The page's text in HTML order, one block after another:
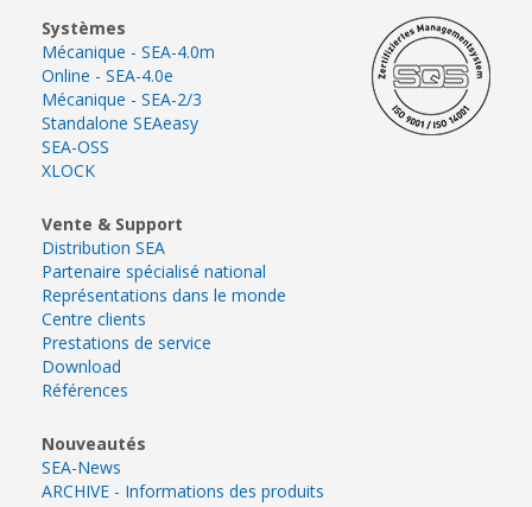
Systèmes
Mécanique - SEA-4.0m
Online - SEA-4.0e
Mécanique - SEA-2/3
Standalone SEAeasy
SEA-OSS
XLOCK
Vente & Support
Distribution SEA
Partenaire spécialisé national
Représentations dans le monde
Centre clients
Prestations de service
Download
Références
Nouveautés
SEA-News
ARCHIVE - Informations des produits